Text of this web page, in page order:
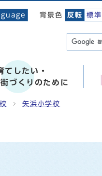
背景色 反転 標準
てしたい・
づくりのために
矢浜小学校